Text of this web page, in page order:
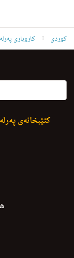
کوردی کاروباری
Sardani K. Koria Dakat
کتێبخانەی